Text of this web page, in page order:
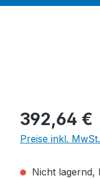
Regulärer Preis:
392,64 €
Preise inkl.
Nicht lagernd,